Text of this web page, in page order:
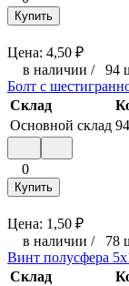
Купить
Цена: 4,50 ₽
в наличии / 94
Болт с
Склад
Основной склад 94
0
Купить
Цена: 1,50 ₽
в наличии / 78
Винт полусфера
Склад